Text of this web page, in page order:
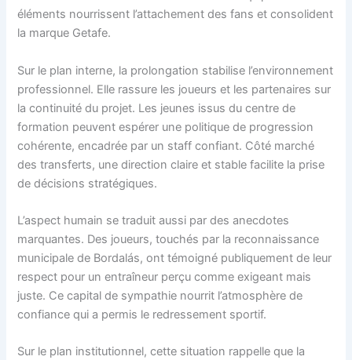
éléments nourrissent l’attachement des fans et consolident
la marque Getafe.
Sur le plan interne, la prolongation stabilise l’environnement
professionnel. Elle rassure les joueurs et les partenaires sur
la continuité du projet. Les jeunes issus du centre de
formation peuvent espérer une politique de progression
cohérente, encadrée par un staff confiant. Côté marché
des transferts, une direction claire et stable facilite la prise
de décisions stratégiques.
L’aspect humain se traduit aussi par des anecdotes
marquantes. Des joueurs, touchés par la reconnaissance
municipale de Bordalás, ont témoigné publiquement de leur
respect pour un entraîneur perçu comme exigeant mais
juste. Ce capital de sympathie nourrit l’atmosphère de
confiance qui a permis le redressement sportif.
Sur le plan institutionnel, cette situation rappelle que la